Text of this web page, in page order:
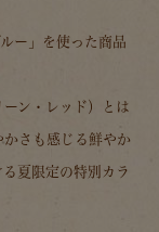
ー」を使った商品
ン・レッド）とは
さも感じる鮮やか
夏限定の特別カラ